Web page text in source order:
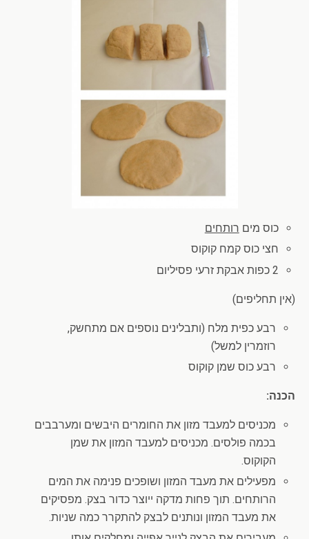
כוס מים רותחים
חצי כוס קמח קוקוס
2 כפות אבקת זרעי פסיליום
(אין תחליפים)
רבע כפית מלח (ותבלינים נוספים אם מתחשק,
רוזמרין למשל)
רבע כוס שמן קוקוס
הכנה:
מכניסים למעבד מזון את החומרים היבשים ומערבבים
בכמה פולסים. מכניסים למעבד המזון את שמן
הקוקוס.
מפעילים את מעבד המזון ושופכים פנימה את המים
הרותחים. תוך פחות מדקה ייוצר כדור בצק. מפסיקים
את מעבד המזון ונותנים לבצק להתקרר כמה שניות.